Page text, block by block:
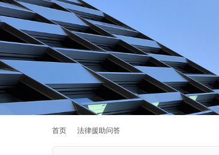
首页 法律援助问答